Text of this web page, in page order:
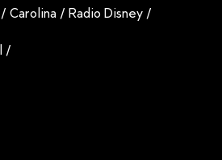
/Carolina / Radio Disney /
/